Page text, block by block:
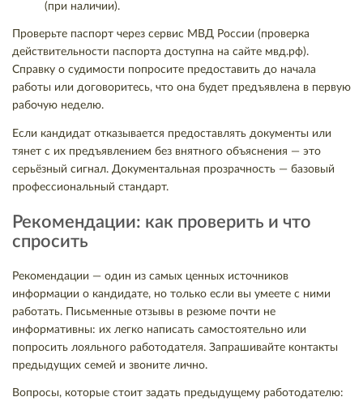
(при наличии).
Проверьте паспорт через сервис МВД России (проверка
действительности паспорта доступна на сайте мвд.рф).
Справку о судимости попросите предоставить до начала
работы или договоритесь, что она будет предъявлена в первую
рабочую неделю.
Если кандидат отказывается предоставлять документы или
тянет с их предъявлением без внятного объяснения — это
серьёзный сигнал. Документальная прозрачность — базовый
профессиональный стандарт.
Рекомендации: как проверить и что
спросить
Рекомендации — один из самых ценных источников
информации о кандидате, но только если вы умеете с ними
работать. Письменные отзывы в резюме почти не
информативны: их легко написать самостоятельно или
попросить лояльного работодателя. Запрашивайте контакты
предыдущих семей и звоните лично.
Вопросы, которые стоит задать предыдущему работодателю: